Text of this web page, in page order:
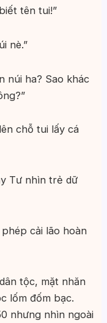
tên tui!”
nè.”
núi ha? Sao khác
chỗ tui lấy cá
Tư nhìn trẻ dữ
cải lão hoàn
tộc, mặt nhăn
lốm đốm bạc.
nhưng nhìn ngoài